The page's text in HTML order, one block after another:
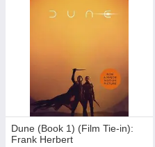
Dune (Book 1) (Film Tie-in):
Frank Herbert